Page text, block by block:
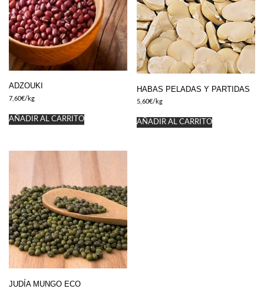
ADZOUKI
7,60€/kg
AÑADIR AL CARRITO
HABAS PELADAS Y PARTIDAS
5,60€/kg
AÑADIR AL CARRITO
JUDÍA MUNGO ECO